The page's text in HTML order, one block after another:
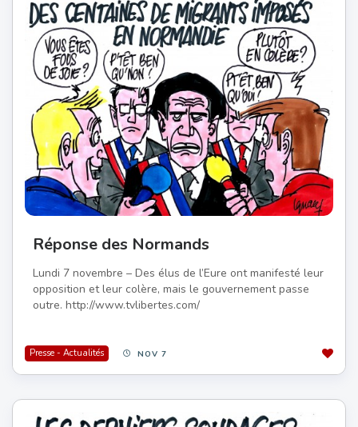
Réponse des Normands
Lundi 7 novembre – Des élus de l’Eure ont manifesté leur
opposition et leur colère, mais le gouvernement passe
outre. http://www.tvlibertes.com/
Presse - Actualités NOV 7